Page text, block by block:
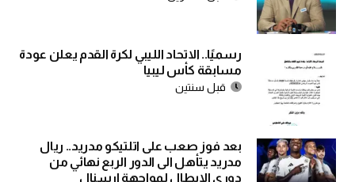
رسميًا.. الاتحاد الليبي لكرة القدم يعلن عودة
مسابقة كأس ليبيا
قبل سنتين
بعد فوز صعب على اتلتيكو مدريد.. ريال
مدريد يتأهل الى الدور الربع نهائي من
دوري الابطال لمواجهة ارسنال